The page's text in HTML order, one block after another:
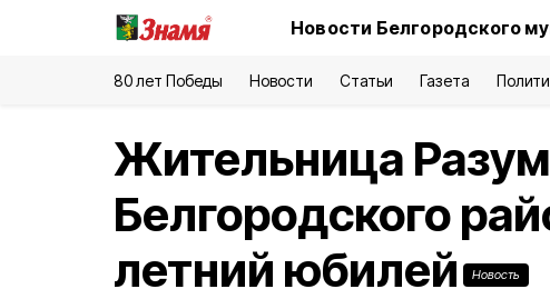
Новости Белгородского
80 лет Победы Новости Статьи Газета
Жительница
Белгородского
летний юбилей
Новость